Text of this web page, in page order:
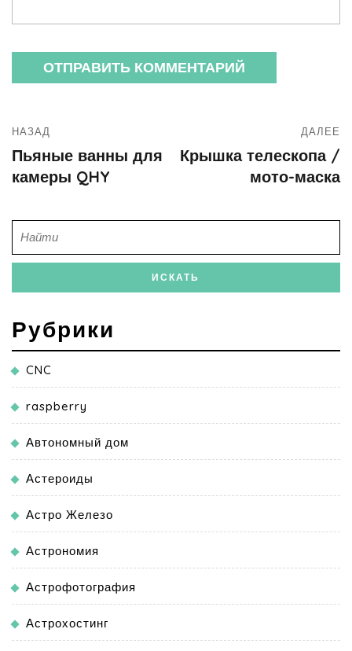
НАЗАД
Пьяные ванны для
камеры QHY
ДАЛЕЕ
Крышка телескопа /
мото-маска
Рубрики
CNC
raspberry
Автономный дом
Астероиды
Астро Железо
Астрономия
Астрофотография
Астрохостинг